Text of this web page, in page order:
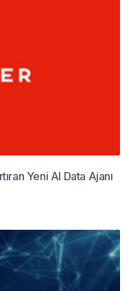
Yeni AI Data Ajanı